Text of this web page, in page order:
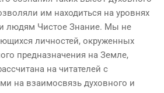
им находиться на уровнях
людям Чистое Знание. Мы не
личностей, окруженных
предназначения на Земле,
на читателей с
на взаимосвязь духовного и